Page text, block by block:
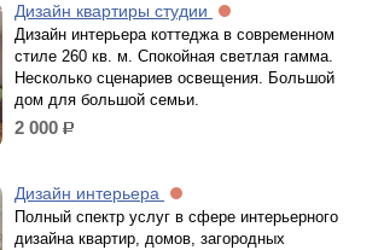
Дизайн квартиры студии
Дизайн интерьера коттеджа в современном
стиле 260 кв. м. Спокойная светлая гамма.
Несколько сценариев освещения. Большой
дом для большой семьи.
2 000 р.
Дизайн интерьера
Полный спектр услуг в сфере интерьерного
дизайна квартир, домов, загородных